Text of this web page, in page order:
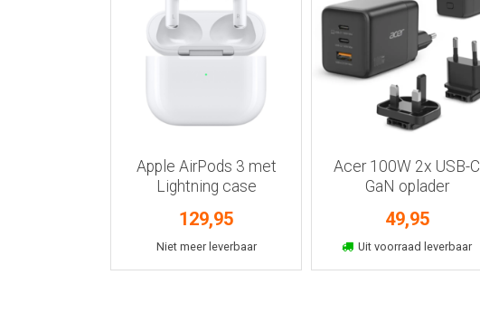
Bekijk meer informatie
Apple AirPods 3 met
Lightning case
129,95
Niet meer leverbaar
Bekijk meer informatie
Acer 100W 2x USB-C
GaN oplader
49,95
Uit voorraad leverbaar
In winkelmand